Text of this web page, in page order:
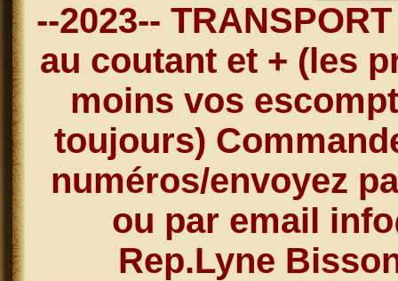
--2023--
au coutant et + (les
moins vos
toujours)
numéros/envoyez
ou par email
Rep.Lyne